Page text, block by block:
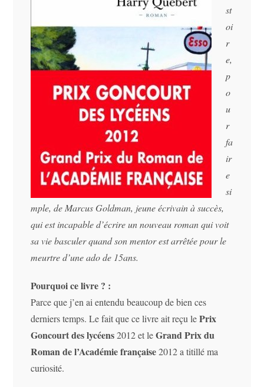
st
oi
r
e,
p
o
u
r
fa
ir
e
si
mple, de Marcus Goldman, jeune écrivain à succès,
qui est incapable d’écrire un nouveau roman qui voit
sa vie basculer quand son mentor est arrêtée pour le
meurtre d’une ado de 15ans.
Pourquoi ce livre ? :
Parce que j’en ai entendu beaucoup de bien ces
derniers temps. Le fait que ce livre ait reçu lePrix
Goncourt des lycéens2012 et leGrand Prix du
Roman de l’Académie française2012 a titillé ma
curiosité.